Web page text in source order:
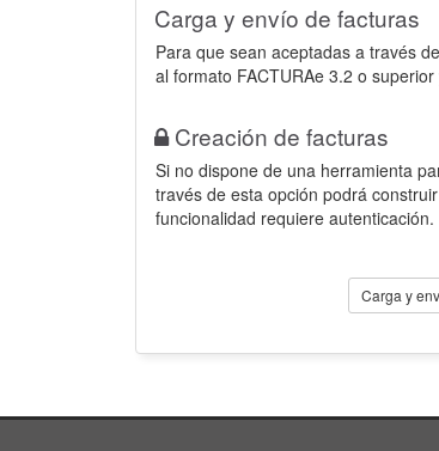
Carga y envío de facturas
Para que sean aceptadas a través
al formato FACTURAe 3.2 o
Creación de facturas
Si no dispone de una herramienta
través de esta opción podrá
funcionalidad requiere autenticación.
Carga y